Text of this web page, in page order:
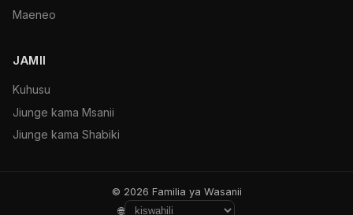
Maeneo
JAMII
Kuhusu
Jiunge kama Msanii
Jiunge kama Shabiki
© 2026 Familia ya Wasanii
🌐